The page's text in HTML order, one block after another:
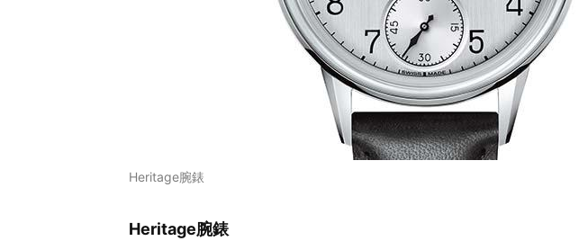
Heritage腕錶
Heritage腕錶